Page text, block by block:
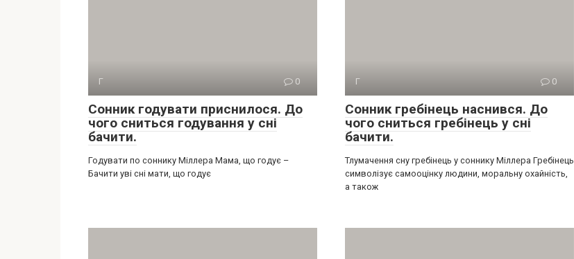
Г 0
Сонник годувати приснилося. До
чого сниться годування у сні
бачити.
Годувати по соннику Міллера Мама, що годує –
Бачити уві сні мати, що годує
Г 0
Сонник гребінець наснився. До
чого сниться гребінець у сні
бачити.
Тлумачення сну гребінець у соннику Міллера Гребінець
символізує самооцінку людини, моральну охайність,
а також